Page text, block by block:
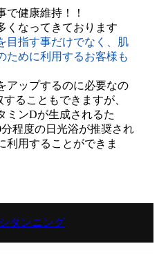
で健康維持！！
くなってきております
目指す事だけでなく、肌
ために利用するお客様も
アップするのに必要なの
ることもできますが、
ミンDが生成されるた
程度の日光浴が推奨され
利用することができま